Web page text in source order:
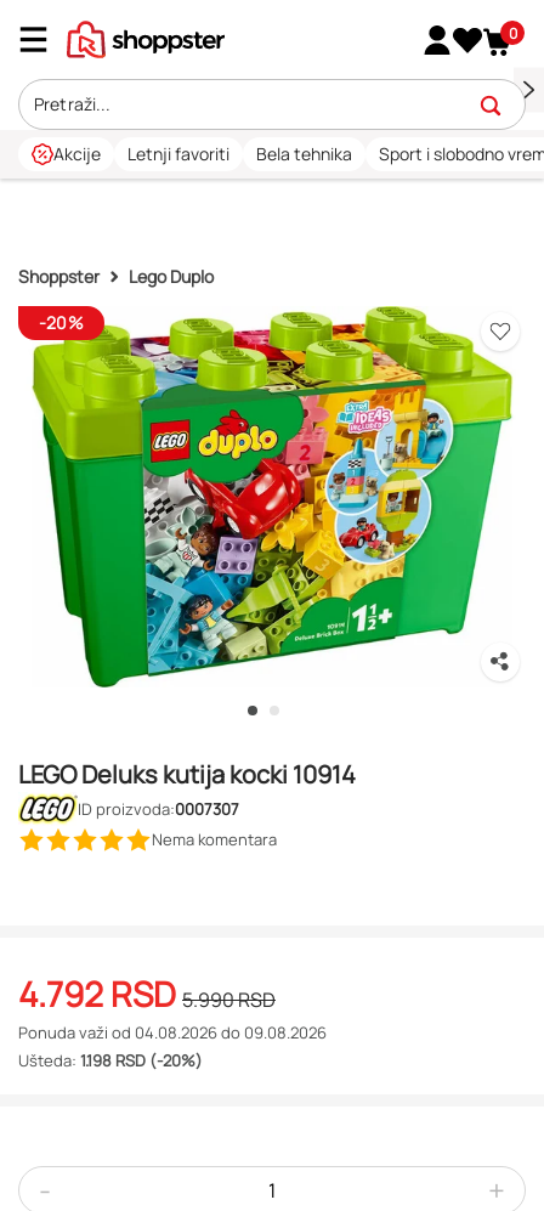
0
Akcije Letnji favoriti Bela tehnika Sport i slobodno
Shoppster
Lego Duplo
-20%
LEGO Deluks kutija kocki 10914
ID proizvoda:0007307
Nema komentara
4.792 RSD 5.990RSD
Ponuda važi od 04.08.2026 do 09.08.2026
Ušteda: 1.198 RSD (-20%)
- +